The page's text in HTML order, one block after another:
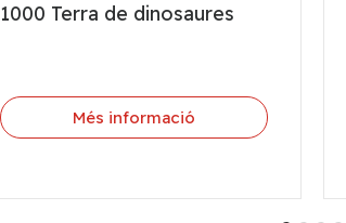
1000 Terra de dinosaures
Més informació